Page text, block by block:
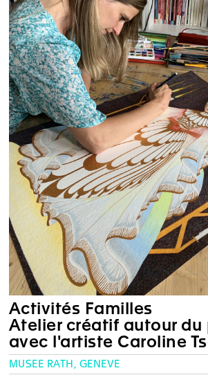
Activités Familles
Atelier créatif autour
avec l'artiste Caroline
MUSÉE RATH, GENÈVE